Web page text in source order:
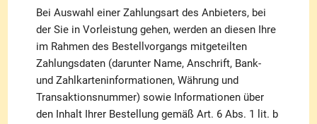
Bei Auswahl einer Zahlungsart des Anbieters, bei
der Sie in Vorleistung gehen, werden an diesen Ihre
im Rahmen des Bestellvorgangs mitgeteilten
Zahlungsdaten (darunter Name, Anschrift, Bank-
und Zahlkarteninformationen, Währung und
Transaktionsnummer) sowie Informationen über
den Inhalt Ihrer Bestellung gemäß Art. 6 Abs. 1 lit. b